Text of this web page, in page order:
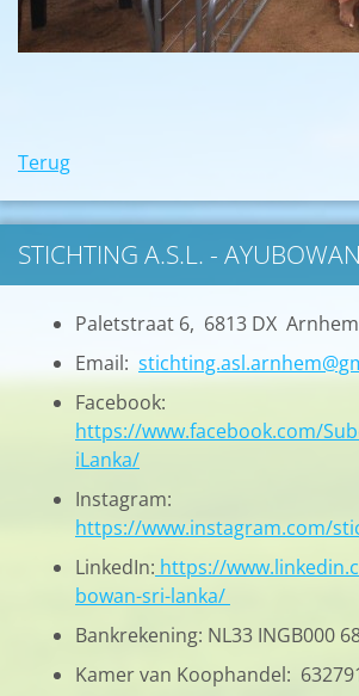
Terug
STICHTING A.S.L. -
Paletstraat 6, 6813 DX Arnhem
Email:
Facebook:
https://www.facebook.com/
iLanka/
Instagram:
https://www.instagram.com/
LinkedIn: https://
bowan-sri-lanka/
Bankrekening: NL33 INGB000
Kamer van Koophandel: